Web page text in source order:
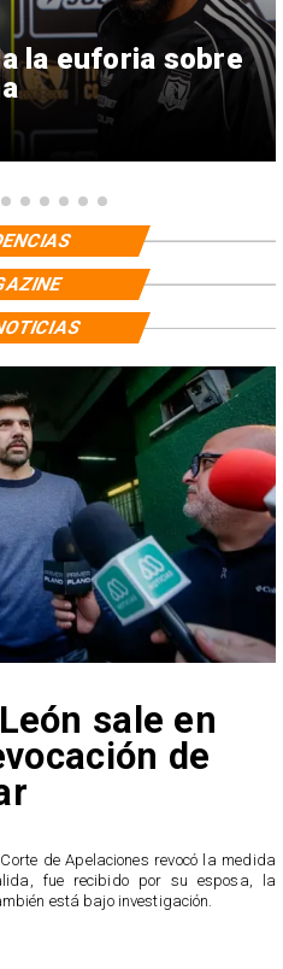
la euforia sobre
sale en
de
de Apelaciones revocó la medida
fue recibido por su esposa, la
está bajo investigación.